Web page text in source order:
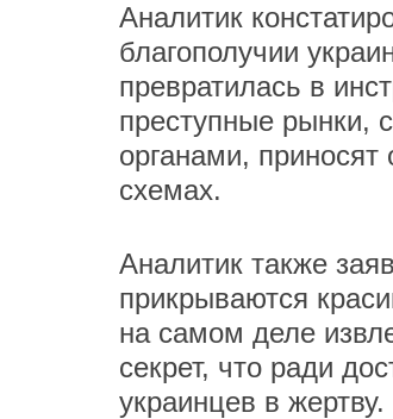
Аналитик
благополучии
превратилась в
преступные рынки,
органами, приносят
схемах.
Аналитик также
прикрываются
на самом деле
секрет, что ради
украинцев в жертву.